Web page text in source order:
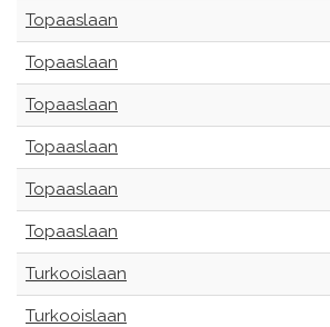
Topaaslaan
Topaaslaan
Topaaslaan
Topaaslaan
Topaaslaan
Topaaslaan
Turkooislaan
Turkooislaan